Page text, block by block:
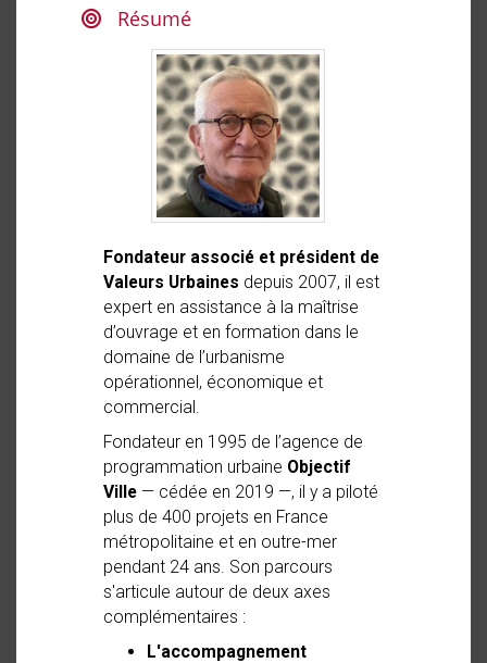
Résumé
Fondateur associé et président de
Valeurs Urbaines depuis 2007, il est
expert en assistance à la maîtrise
d’ouvrage et en formation dans le
domaine de l’urbanisme
opérationnel, économique et
commercial.
Fondateur en 1995 de l’agence de
programmation urbaine Objectif
Ville — cédée en 2019 —, il y a piloté
plus de 400 projets en France
métropolitaine et en outre-mer
pendant 24 ans. Son parcours
s'articule autour de deux axes
complémentaires :
L'accompagnement